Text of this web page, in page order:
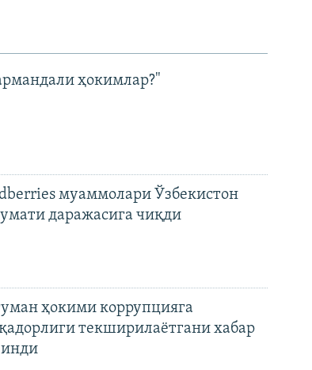
ҳокимлар?"
муаммолари Ўзбекистон
даражасига чиқди
ҳокими коррупцияга
текширилаётгани хабар